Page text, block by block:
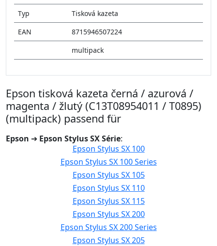
Typ
Tisková kazeta
EAN
8715946507224
multipack
Epson tisková kazeta černá / azurová /
magenta / žlutý (C13T08954011 / T0895)
(multipack) passend für
Epson ➔ Epson Stylus SX Série:
Epson Stylus SX 100
Epson Stylus SX 100 Series
Epson Stylus SX 105
Epson Stylus SX 110
Epson Stylus SX 115
Epson Stylus SX 200
Epson Stylus SX 200 Series
Epson Stylus SX 205